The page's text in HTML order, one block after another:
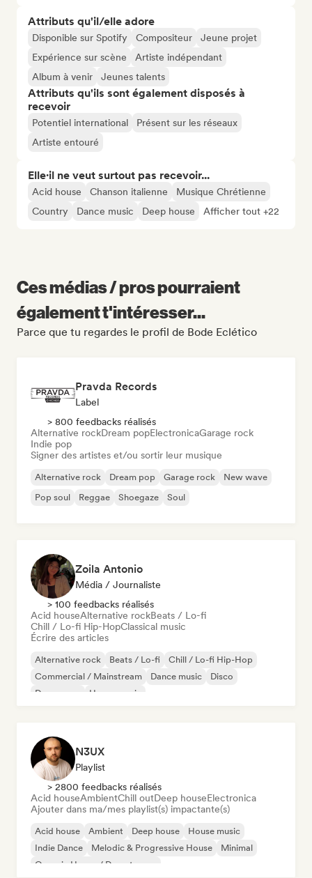
Attributs qu'il/elle adore
Disponible sur Spotify Compositeur
Jeune projet
Expérience sur scène
Artiste indépendant
Album à venir
Jeunes talents
Attributs qu'ils sont également disposés à
recevoir
Potentiel international
Présent sur les réseaux
Artiste entouré
Elle·il ne veut surtout pas recevoir...
Acid house Chanson italienne
Musique Chrétienne
Country
Dance music Deep house Afficher tout +22
Ces médias / pros pourraient
également t'intéresser...
Parce que tu regardes le profil de Bode Eclético
Pravda Records
Label
> 800 feedbacks réalisés
Alternative rockDream popElectronicaGarage rock
Indie pop
Signer des artistes et/ou sortir leur musique
Alternative rock Dream pop Garage rock
New wave
Pop soul
Reggae Shoegaze Soul
Zoila Antonio
Média / Journaliste
> 100 feedbacks réalisés
Acid houseAlternative rockBeats / Lo-fi
Chill / Lo-fi Hip-HopClassical music
Écrire des articles
Alternative rock Beats / Lo-fi
Chill / Lo-fi Hip-Hop
Commercial / Mainstream
Dance music
Disco
Dream pop
House music
N3UX
Playlist
> 2800 feedbacks réalisés
Acid houseAmbientChill outDeep houseElectronica
Ajouter dans ma/mes playlist(s) impactante(s)
Acid house Ambient Deep house
House music
Indie Dance
Melodic & Progressive House
Minimal
Organic House / Downtempo